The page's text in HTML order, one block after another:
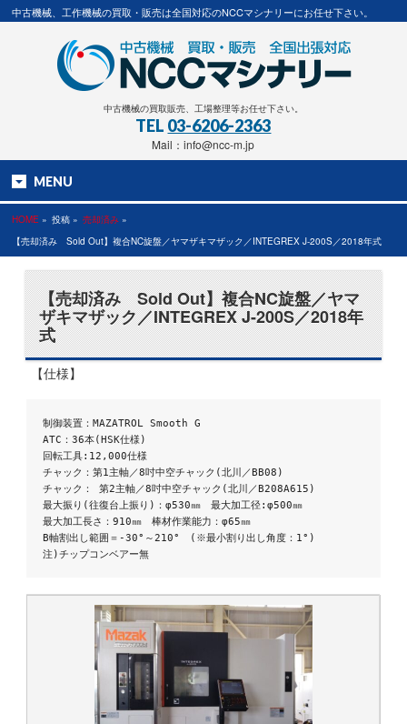
中古機械、工作機械の買取・販売は全国対応のNCCマシナリーにお任せ下さい。
中古機械の買取販売、工場整理等お任せ下さい。
TEL 03-6206-2363
Mail：info@ncc-m.jp
MENU
HOME » 投稿 » 売却済み »
【売却済み Sold Out】複合NC旋盤／ヤマザキマザック／INTEGREX J-200S／2018年式
【売却済み Sold Out】複合NC旋盤／ヤマ
ザキマザック／INTEGREX J-200S／2018年
式
【仕様】
制御装置：MAZATROL Smooth G
ATC：36本(HSK仕様)
回転工具:12,000仕様
チャック：第1主軸／8吋中空チャック(北川／BB08)
チャック： 第2主軸／8吋中空チャック(北川／B208A615)
最大振り(往復台上振り)：φ530㎜　最大加工径:φ500㎜
最大加工長さ：910㎜　棒材作業能力：φ65㎜
B軸割出し範囲＝-30°～210°　(※最小割り出し角度：1°)
注)チップコンベアー無